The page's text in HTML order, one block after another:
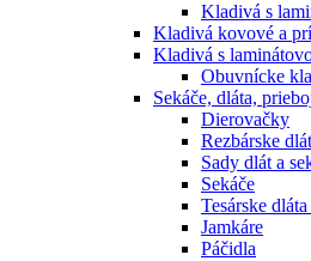
Kladivá s
Kladivá kovové a
Kladivá s
Obuvnícke
Sekáče, dláta,
Dierovačky
Rezbárske
Sady dlát a
Sekáče
Tesárske
Jamkáre
Páčidla